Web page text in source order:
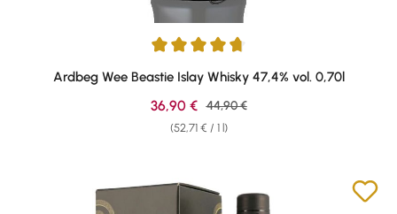
Average rating of 4.75 out of 5 stars
Ardbeg Wee Beastie Islay Whisky 47,4% vol. 0,70l
(52,71 € / 1 l)
Sale price:
36,90 € Regular price:
44,90 €